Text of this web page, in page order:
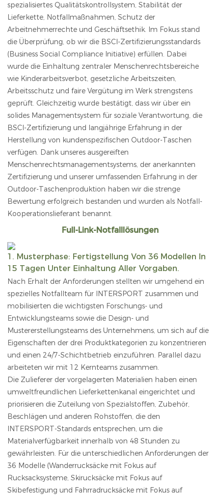
spezialisiertes Qualitätskontrollsystem, Stabilität der
Lieferkette, Notfallmaßnahmen, Schutz der
Arbeitnehmerrechte und Geschäftsethik. Im Fokus stand
die Überprüfung, ob wir die BSCI-Zertifizierungsstandards
(Business Social Compliance Initiative) erfüllen. Dabei
wurde die Einhaltung zentraler Menschenrechtsbereiche
wie Kinderarbeitsverbot, gesetzliche Arbeitszeiten,
Arbeitsschutz und faire Vergütung im Werk strengstens
geprüft. Gleichzeitig wurde bestätigt, dass wir über ein
solides Managementsystem für soziale Verantwortung, die
BSCI-Zertifizierung und langjährige Erfahrung in der
Herstellung von kundenspezifischen Outdoor-Taschen
verfügen. Dank unseres ausgereiften
Menschenrechtsmanagementsystems, der anerkannten
Zertifizierung und unserer umfassenden Erfahrung in der
Outdoor-Taschenproduktion haben wir die strenge
Bewertung erfolgreich bestanden und wurden als Notfall-
Kooperationslieferant benannt.
Full-Link-Notfalllösungen
1. Musterphase: Fertigstellung Von 36 Modellen In
15 Tagen Unter Einhaltung Aller Vorgaben.
Nach Erhalt der Anforderungen stellten wir umgehend ein
spezielles Notfallteam für INTERSPORT zusammen und
mobilisierten die wichtigsten Forschungs- und
Entwicklungsteams sowie die Design- und
Mustererstellungsteams des Unternehmens, um sich auf die
Eigenschaften der drei Produktkategorien zu konzentrieren
und einen 24/7-Schichtbetrieb einzuführen. Parallel dazu
arbeiteten wir mit 12 Kernteams zusammen.
Die Zulieferer der vorgelagerten Materialien haben einen
umweltfreundlichen Lieferkettenkanal eingerichtet und
priorisieren die Zuteilung von Spezialstoffen, Zubehör,
Beschlägen und anderen Rohstoffen, die den
INTERSPORT-Standards entsprechen, um die
Materialverfügbarkeit innerhalb von 48 Stunden zu
gewährleisten. Für die unterschiedlichen Anforderungen der
36 Modelle (Wanderrucksäcke mit Fokus auf
Rucksacksysteme, Skirucksäcke mit Fokus auf
Skibefestigung und Fahrradrucksäcke mit Fokus auf